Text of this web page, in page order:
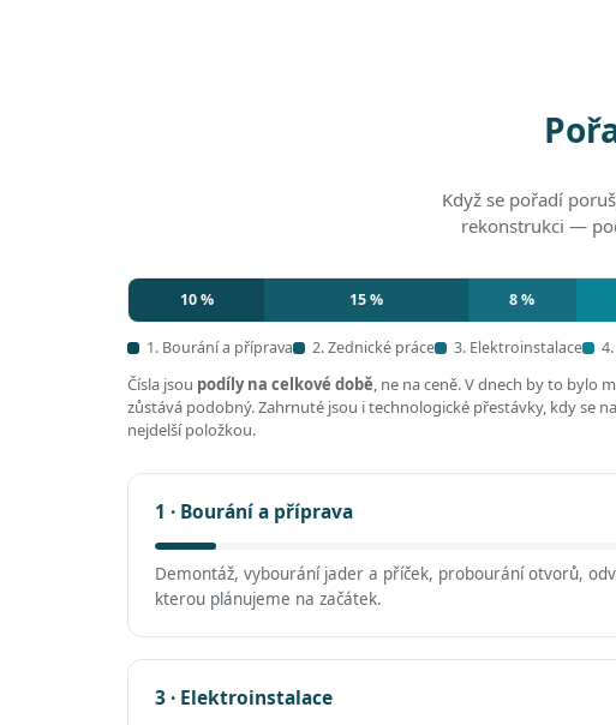
Když se pořadí
rekonstrukci —
10 % 15 % 8 %
1. Bourání a příprava 2. Zednické práce 3. Elektroinstalace
Čísla jsou podíly na celkové době, ne na ceně. V dnech by to bylo
zůstává podobný. Zahrnuté jsou i technologické přestávky, kdy se
nejdelší položkou.
1 · Bourání a příprava
Demontáž, vybourání jader a příček, probourání otvorů,
kterou plánujeme na začátek.
3 · Elektroinstalace